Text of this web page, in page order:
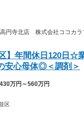
円寺北店 株式会社ココカラ
】年間休日120日☆
安心母体◎＜調剤＞
430万円～560万円
区